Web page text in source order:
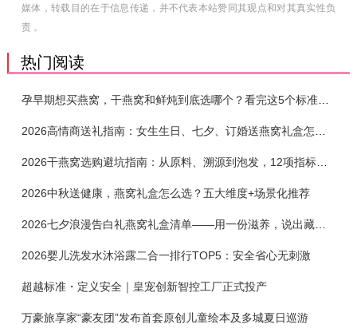
媒体，转载目的在于信息传递，并不代表本站赞同其观点和对其真实性负
责 。
热门阅读
孕早期想买燕窝，干燕窝和鲜炖到底选哪个？看完这5个标准再下单
2026干燕窝选购避坑指南：从原料、溯源到泡发，12项指标判断靠谱燕窝
2026中秋送健康，燕窝礼盒怎么选？五大维度+场景化推荐
2026七夕浪漫告白礼燕窝礼盒清单——用一份滋养，说出藏在心底的爱
2026婴儿洗发水沐浴露二合一排行TOP5：安全省心无刺激
超越标准・定义安全｜皇宠创新智控工厂正式投产
万豪旅享家“豪友团”发布首套原创儿童绘本及多城夏日巡游